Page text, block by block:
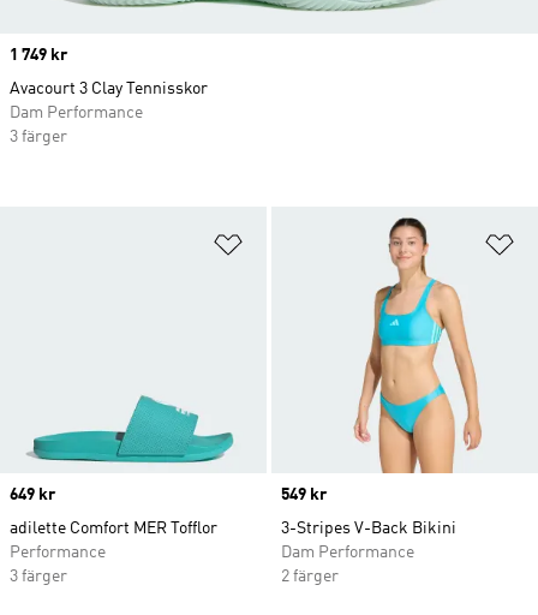
Lägg till på önskelistan
Price
649 kr
adilette Comfort MER Tofflor
Performance
3 färger
Price
549 kr
3-Stripes V-Back Bikini
Dam Performance
2 färger
Price
1 749 kr
Avacourt 3 Clay Tennisskor
Dam Performance
3 färger